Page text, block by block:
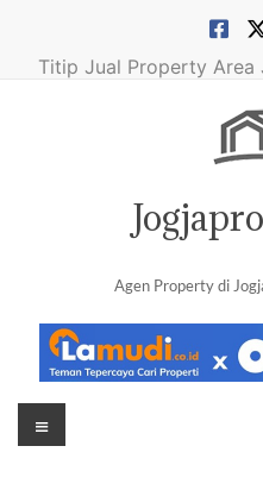
contentTitip Jual Property Area
Agen Property di
Menu